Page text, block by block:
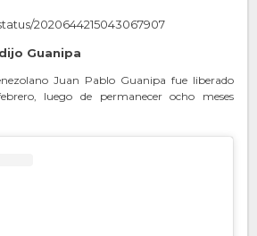
2020644215043067907
Guanipa
Juan Pablo Guanipa fue liberado
luego de permanecer ocho meses